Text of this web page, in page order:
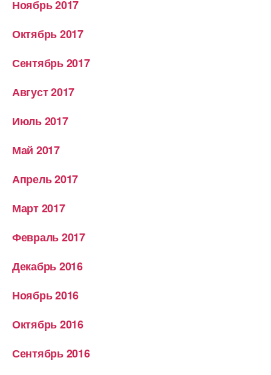
Ноябрь 2017
Октябрь 2017
Сентябрь 2017
Август 2017
Июль 2017
Май 2017
Апрель 2017
Март 2017
Февраль 2017
Декабрь 2016
Ноябрь 2016
Октябрь 2016
Сентябрь 2016